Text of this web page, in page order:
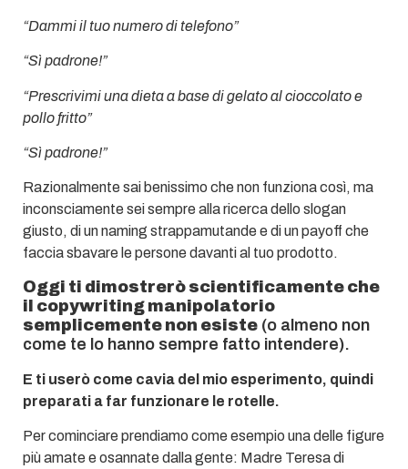
“Dammi il tuo numero di telefono”
“Sì padrone!”
“Prescrivimi una dieta a base di gelato al cioccolato e
pollo fritto”
“Sì padrone!”
Razionalmente sai benissimo che non funziona così, ma
inconsciamente sei sempre alla ricerca dello slogan
giusto, di un naming strappamutande e di un payoff che
faccia sbavare le persone davanti al tuo prodotto.
Oggi ti dimostrerò scientificamente che
il copywriting manipolatorio
semplicemente non esiste (o almeno non
come te lo hanno sempre fatto intendere).
E ti userò come cavia del mio esperimento, quindi
preparati a far funzionare le rotelle.
Per cominciare prendiamo come esempio una delle figure
più amate e osannate dalla gente: Madre Teresa di